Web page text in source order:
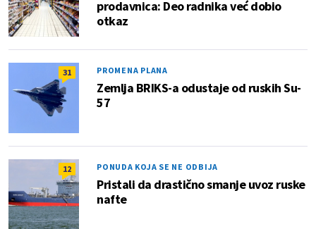
prodavnica: Deo radnika već dobio
otkaz
31 PROMENA PLANA
Zemlja BRIKS-a odustaje od ruskih Su-
57
12 PONUDA KOJA SE NE ODBIJA
Pristali da drastično smanje uvoz ruske
nafte